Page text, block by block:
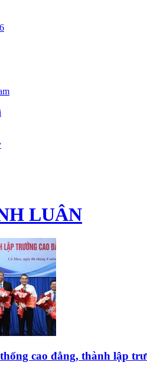
LUÂN
cao đẳng, thành lập